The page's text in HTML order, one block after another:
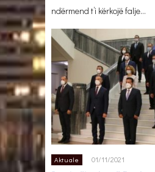
ndërmend t’i kërkojë falje…
Aktuale 01/11/2021